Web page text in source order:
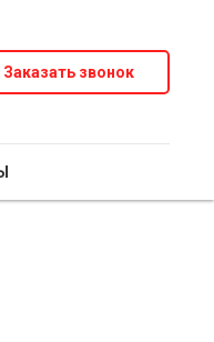
Заказать звонок